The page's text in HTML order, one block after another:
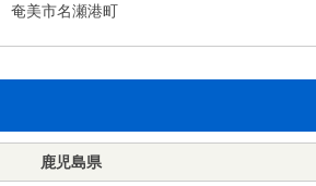
奄美市名瀬港町
鹿児島県